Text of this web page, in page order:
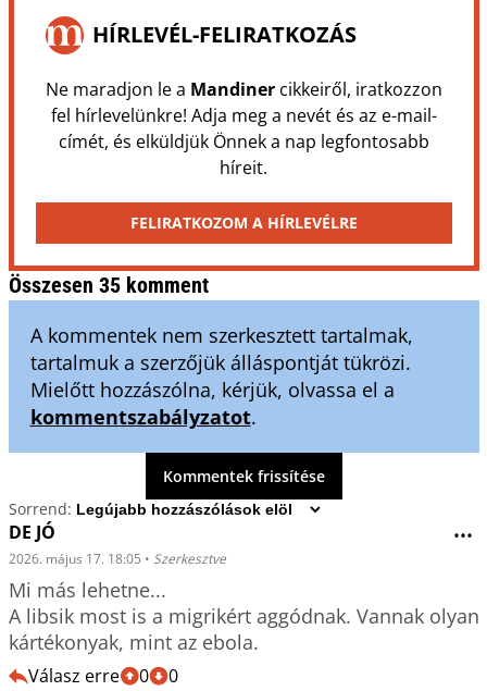
HÍRLEVÉL-FELIRATKOZÁS
Ne maradjon le a Mandinercikkeiről, iratkozzon
fel hírlevelünkre! Adja meg a nevét és az e-mail-
címét, és elküldjük Önnek a nap legfontosabb
híreit.
FELIRATKOZOM A HÍRLEVÉLRE
Összesen 35 komment
A kommentek nem szerkesztett tartalmak,
tartalmuk a szerzőjük álláspontját tükrözi.
Mielőtt hozzászólna, kérjük, olvassa el a
kommentszabályzatot.
Kommentek frissítése
Sorrend:
DE JÓ •••
2026. május 17. 18:05 • Szerkesztve
Mi más lehetne...
A libsik most is a migrikért aggódnak. Vannak olyan
kártékonyak, mint az ebola.
Válasz erre 0 0